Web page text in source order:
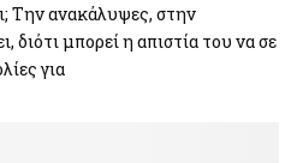
Την ανακάλυψες, στην
διότι μπορεί η απιστία του να σε
για